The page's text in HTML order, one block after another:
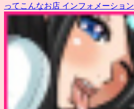
ってこんなお店 インフォメーション